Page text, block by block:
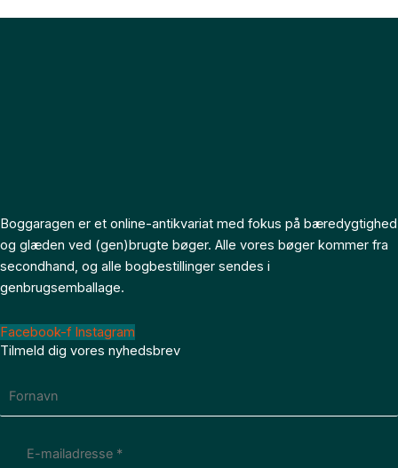
Boggaragen er et online-antikvariat med fokus på bæredygtighed
og glæden ved (gen)brugte bøger. Alle vores bøger kommer fra
secondhand, og alle bogbestillinger sendes i
genbrugsemballage.
Facebook-f Instagram
Tilmeld dig vores nyhedsbrev